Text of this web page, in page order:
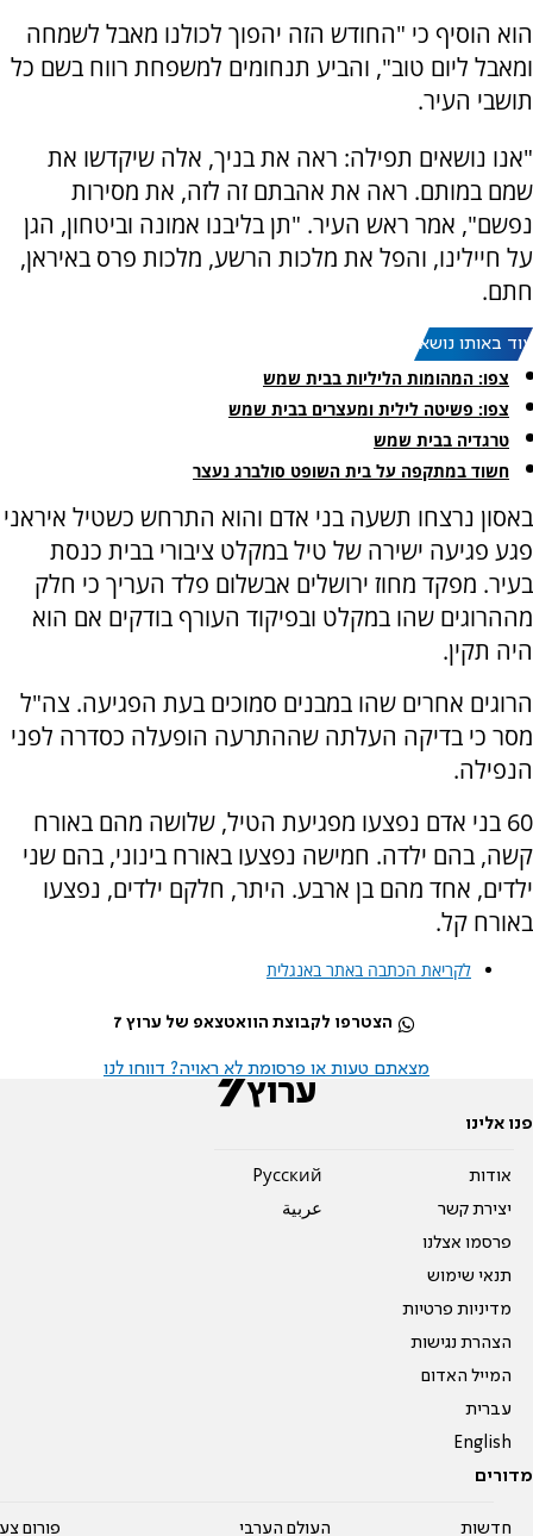
הוא הוסיף כי "החודש הזה יהפוך לכולנו מאבל לשמחה
ומאבל ליום טוב", והביע תנחומים למשפחת רווח בשם כל
תושבי העיר.
"אנו נושאים תפילה: ראה את בניך, אלה שיקדשו את
שמם במותם. ראה את אהבתם זה לזה, את מסירות
נפשם", אמר ראש העיר. "תן בליבנו אמונה וביטחון, הגן
על חיילינו, והפל את מלכות הרשע, מלכות פרס באיראן,
חתם.
עוד באותו נושא:
צפו: המהומות הליליות בבית שמש
צפו: פשיטה לילית ומעצרים בבית שמש
טרגדיה בבית שמש
חשוד במתקפה על בית השופט סולברג נעצר
באסון נרצחו תשעה בני אדם והוא התרחש כשטיל איראני
פגע פגיעה ישירה של טיל במקלט ציבורי בבית כנסת
בעיר. מפקד מחוז ירושלים אבשלום פלד העריך כי חלק
מההרוגים שהו במקלט ובפיקוד העורף בודקים אם הוא
היה תקין.
הרוגים אחרים שהו במבנים סמוכים בעת הפגיעה. צה"ל
מסר כי בדיקה העלתה שההתרעה הופעלה כסדרה לפני
הנפילה.
60 בני אדם נפצעו מפגיעת הטיל, שלושה מהם באורח
קשה, בהם ילדה. חמישה נפצעו באורח בינוני, בהם שני
ילדים, אחד מהם בן ארבע. היתר, חלקם ילדים, נפצעו
באורח קל.
לקריאת הכתבה באתר באנגלית
הצטרפו לקבוצת הוואטצאפ של ערוץ 7
מצאתם טעות או פרסומת לא ראויה? דווחו לנו
פנו אלינו
אודות
יצירת קשר
פרסמו אצלנו
תנאי שימוש
מדיניות פרטיות
הצהרת נגישות
המייל האדום
עברית
English
Pусский
عربية
מדורים
חדשות העולם הערבי פורום